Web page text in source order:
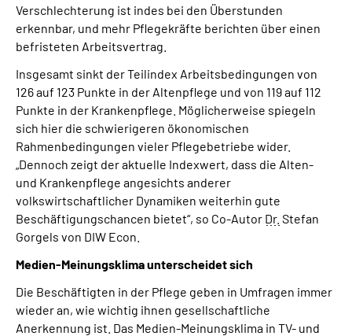
Verschlechterung ist indes bei den Überstunden
erkennbar, und mehr Pflegekräfte berichten über einen
befristeten Arbeitsvertrag.
Insgesamt sinkt der Teilindex Arbeitsbedingungen von
126 auf 123 Punkte in der Altenpflege und von 119 auf 112
Punkte in der Krankenpflege. Möglicherweise spiegeln
sich hier die schwierigeren ökonomischen
Rahmenbedingungen vieler Pflegebetriebe wider.
„Dennoch zeigt der aktuelle Indexwert, dass die Alten-
und Krankenpflege angesichts anderer
volkswirtschaftlicher Dynamiken weiterhin gute
Beschäftigungschancen bietet“, so Co-Autor Dr. Stefan
Gorgels von DIW Econ.
Medien-Meinungsklima unterscheidet sich
Die Beschäftigten in der Pflege geben in Umfragen immer
wieder an, wie wichtig ihnen gesellschaftliche
Anerkennung ist. Das Medien-Meinungsklima in TV- und